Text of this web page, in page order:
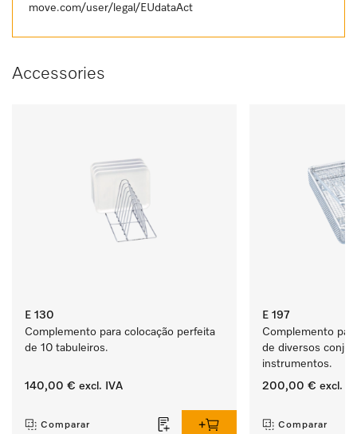
move.com/user/legal/EUdataAct
Accessories
E 130
Complemento para colocação perfeita
de 10 tabuleiros.
140,00 € excl. IVA
Comparar
E 197
Complemento
de diversos
instrumentos.
200,00 € excl.
Comparar